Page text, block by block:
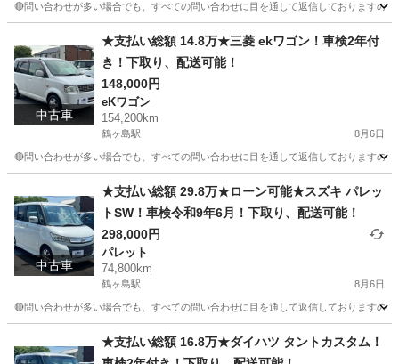
🔴問い合わせが多い場合でも、すべての問い合わせに目を通して返信しております
鶴ヶ島駅 ハイゼット 車両
中古車
★支払い総額 14.8万★三菱 ekワゴン！車検2年付
き！下取り、配送可能！
148,000円
eKワゴン
154,200km
鶴ヶ島駅 8月6日
🔴問い合わせが多い場合でも、すべての問い合わせに目を通して返信しております
鶴ヶ島駅 eKワゴン
中古車
★支払い総額 29.8万★ローン可能★スズキ パレッ
トSW！車検令和9年6月！下取り、配送可能！
298,000円
パレット
74,800km
鶴ヶ島駅 8月6日
🔴問い合わせが多い場合でも、すべての問い合わせに目を通して返信しております
鶴ヶ島駅 パレット 車両
★支払い総額 16.8万★ダイハツ タントカスタム！